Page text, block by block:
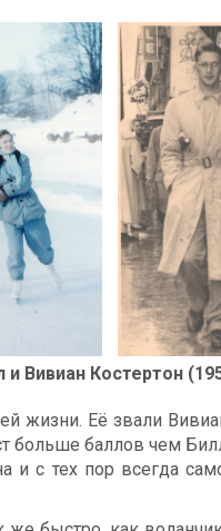
и Вивиан Костертон
жизни. Её звали
больше баллов чем
и с тех пор всегда